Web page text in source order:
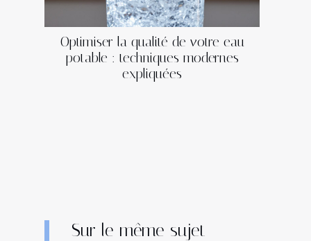
Optimiser la qualité de votre eau
potable : techniques modernes
expliquées
Sur le même sujet